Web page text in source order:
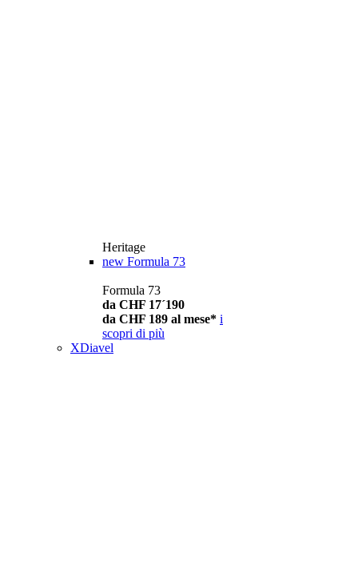
Heritage
new Formula 73
Formula 73
da CHF 17´190
da CHF 189 al mese* i
scopri di più
XDiavel